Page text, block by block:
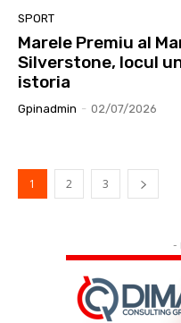
SPORT
Marele Premiu al
Silverstone, locul
istoria
Gpinadmin - 02/07/2026
1 2 3
-